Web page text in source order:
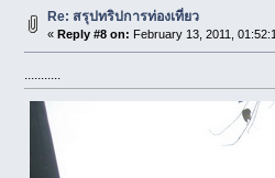
Re: สรุปทริปการท่องเที่ยว
« Reply #8 on: February 13, 2011,
...........